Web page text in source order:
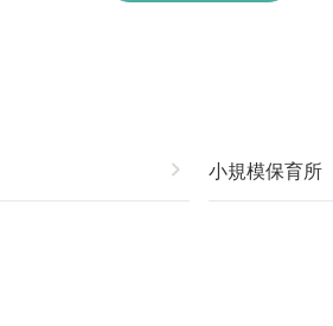
chevron_right 小規模保育所